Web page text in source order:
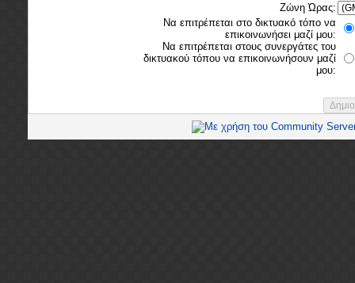
Ζώνη Ώρας:
Να επιτρέπεται στο δικτυακό τόπο να
επικοινωνήσει μαζί μου:
Να επιτρέπεται στους συνεργάτες του
δικτυακού τόπου να επικοινωνήσουν μαζί
μου: